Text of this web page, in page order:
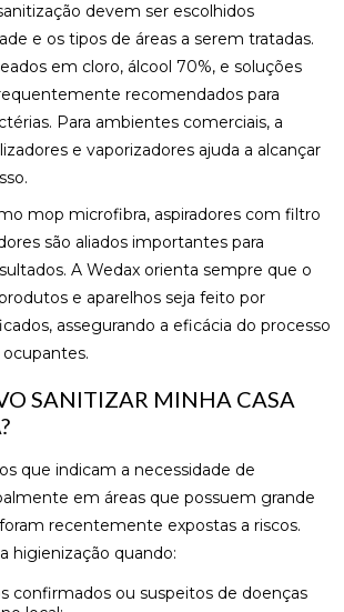
devem ser escolhidos
e os tipos de áreas a serem tratadas.
em cloro, álcool 70%, e soluções
recomendados para
Para ambientes comerciais, a
e vaporizadores ajuda a alcançar
mop microfibra, aspiradores com filtro
são aliados importantes para
A Wedax orienta sempre que o
e aparelhos seja feito por
assegurando a eficácia do processo
SANITIZAR MINHA CASA
que indicam a necessidade de
em áreas que possuem grande
recentemente expostas a riscos.
higienização quando: